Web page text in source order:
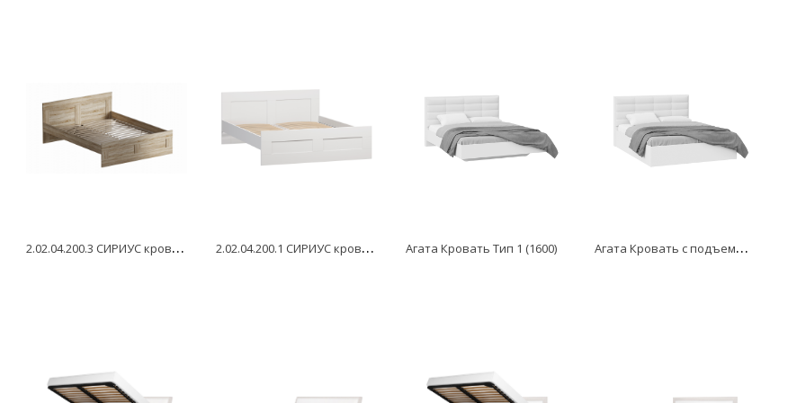
2
.02.04.200.3 СИРИУС кровать двойная 160х200 сонома RU 2
.02.04.200.1 СИРИУС кровать двойная 160х200 белая RU Агата Кровать Тип 1 (1600) А
гата Кровать с подъемным механизмом Тип 1 (1600)